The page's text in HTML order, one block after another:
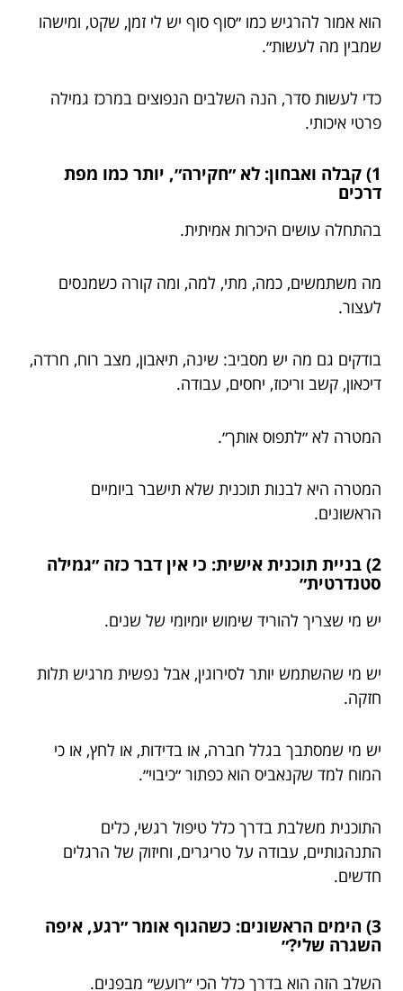
הוא אמור להרגיש כמו ״סוף סוף יש לי זמן, שקט, ומישהו
שמבין מה לעשות״.
כדי לעשות סדר, הנה השלבים הנפוצים במרכז גמילה
פרטי איכותי.
1) קבלה ואבחון: לא ״חקירה״, יותר כמו מפת
דרכים
בהתחלה עושים היכרות אמיתית.
מה משתמשים, כמה, מתי, למה, ומה קורה כשמנסים
לעצור.
בודקים גם מה יש מסביב: שינה, תיאבון, מצב רוח, חרדה,
דיכאון, קשב וריכוז, יחסים, עבודה.
המטרה לא ״לתפוס אותך״.
המטרה היא לבנות תוכנית שלא תישבר ביומיים
הראשונים.
2) בניית תוכנית אישית: כי אין דבר כזה ״גמילה
סטנדרטית״
יש מי שצריך להוריד שימוש יומיומי של שנים.
יש מי שהשתמש יותר לסירוגין, אבל נפשית מרגיש תלות
חזקה.
יש מי שמסתבך בגלל חברה, או בדידות, או לחץ, או כי
המוח למד שקנאביס הוא כפתור ״כיבוי״.
התוכנית משלבת בדרך כלל טיפול רגשי, כלים
התנהגותיים, עבודה על טריגרים, וחיזוק של הרגלים
חדשים.
3) הימים הראשונים: כשהגוף אומר ״רגע, איפה
השגרה שלי?״
השלב הזה הוא בדרך כלל הכי ״רועש״ מבפנים.